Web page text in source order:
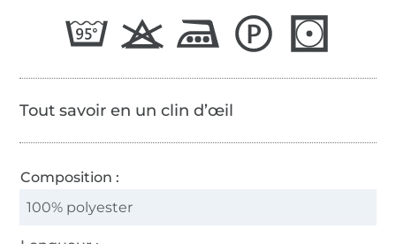
Tout savoir en un clin d’œil
Composition :
100% polyester